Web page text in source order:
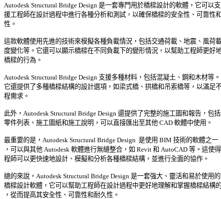
Autodesk Structural Bridge Design 是一套專門用於橋樑設計的軟體，它可以
援工程師在設計過程中進行各種分析和測試，以確保橋樑的安全性、可靠性
性。
這款軟體使用先進的技術來模擬各種負載情況，包括交通荷載、地震、風荷
度變化等。它還可以顯示橋樑在不同負載下的變形情況，以幫助工程師更好
橋樑的行為。
Autodesk Structural Bridge Design 支援多種材料，包括混凝土、鋼和木材等
它還提供了多種橋樑結構的設計選項，如梁式橋、拱橋和吊索橋等，以滿足
程需求。
此外，Autodesk Structural Bridge Design 還提供了完整的施工圖和報告，包
零件列表、施工圖紙和施工說明，可以直接匯出至其他 CAD 軟體中使用。
最重要的是，Autodesk Structural Bridge Design  是使用 BIM 技術的軟體之一
，可以與其他 Autodesk 軟體進行無縫整合，如 Revit 和 AutoCAD 等。這使
程師可以更快速地設計、模擬和分析各種橋樑結構，並進行全面的協作。
總的來說，Autodesk Structural Bridge Design 是一套強大、靈活和易於使用
橋樑設計軟體，它可以幫助工程師在設計過程中更好地理解和掌握橋樑結構
，從而提高其安全性、可靠性和耐久性。